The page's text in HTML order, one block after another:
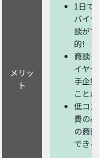
メリッ
ト
1日で複
バイヤ
談がで
的!
商談し
イヤー
手企業
ことが
低コス
費のみ)
の商談が
できる!